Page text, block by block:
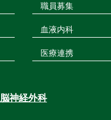
職員募集
血液内科
医療連携
脳神経外科